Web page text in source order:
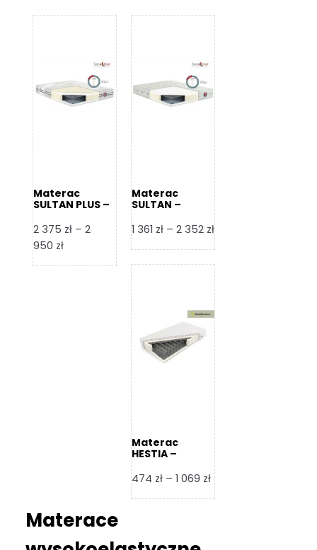
119 zł
Materac
SULTAN PLUS –
2 375 zł – 2
950 złZakres
Materac
SULTAN –
1 361 zł – 2 352 złZakres
cen:
od
1
361 zł
do
2
352 zł
Materac
HESTIA –
474 zł – 1 069 złZakres
cen:
Materace